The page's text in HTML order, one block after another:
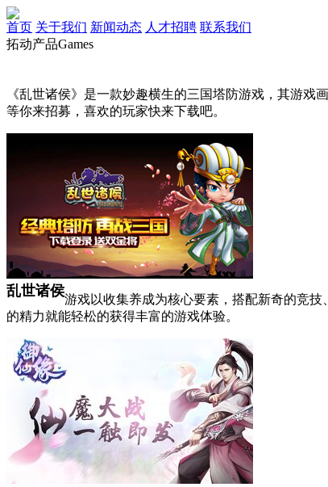
首页 关于我们 新闻动态 人才招聘 联系我们
拓动产品Games
《乱世诸侯》是一款妙趣横生的三国塔防游戏，其游
等你来招募，喜欢的玩家快来下载吧。
乱世诸侯
游戏以收集养成为核心要素，搭配新奇的竞
的精力就能轻松的获得丰富的游戏体验。